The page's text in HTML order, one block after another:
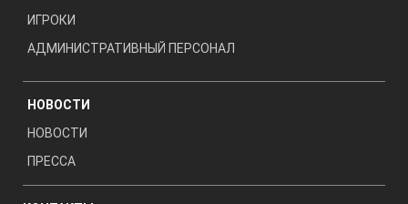
ИГРОКИ
АДМИНИСТРАТИВНЫЙ ПЕРСОНАЛ
НОВОСТИ
НОВОСТИ
ПРЕССА